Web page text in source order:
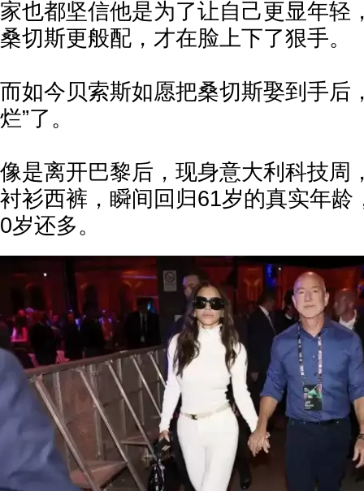
家也都坚信他是为了让自己更显年轻
桑切斯更般配，才在脸上下了狠手。
而如今贝索斯如愿把桑切斯娶到手后
烂”了。
像是离开巴黎后，现身意大利科技周
衬衫西裤，瞬间回归61岁的真实年龄
0岁还多。